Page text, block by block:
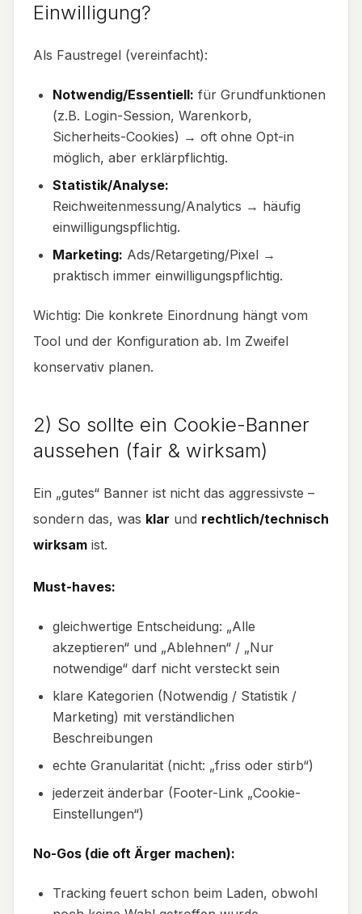
Einwilligung?
Als Faustregel (vereinfacht):
Notwendig/Essentiell: für Grundfunktionen
(z.B. Login-Session, Warenkorb,
Sicherheits-Cookies) → oft ohne Opt-in
möglich, aber erklärpflichtig.
Statistik/Analyse:
Reichweitenmessung/Analytics → häufig
einwilligungspflichtig.
Marketing: Ads/Retargeting/Pixel →
praktisch immer einwilligungspflichtig.
Wichtig: Die konkrete Einordnung hängt vom
Tool und der Konfiguration ab. Im Zweifel
konservativ planen.
2) So sollte ein Cookie-Banner
aussehen (fair & wirksam)
Ein „gutes“ Banner ist nicht das aggressivste –
sondern das, was klar und rechtlich/technisch
wirksam ist.
Must-haves:
gleichwertige Entscheidung: „Alle
akzeptieren“ und „Ablehnen“ / „Nur
notwendige“ darf nicht versteckt sein
klare Kategorien (Notwendig / Statistik /
Marketing) mit verständlichen
Beschreibungen
echte Granularität (nicht: „friss oder stirb“)
jederzeit änderbar (Footer-Link „Cookie-
Einstellungen“)
No-Gos (die oft Ärger machen):
Tracking feuert schon beim Laden, obwohl